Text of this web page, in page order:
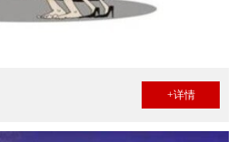
+详情